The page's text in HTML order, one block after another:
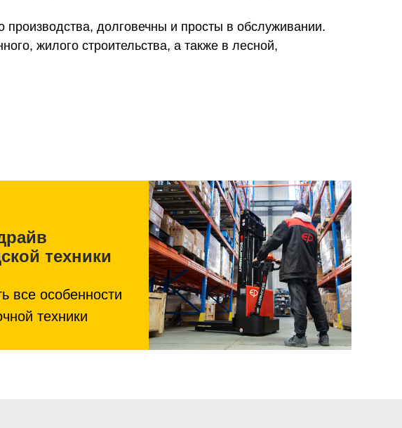
производства, долговечны и просты в обслуживании.
жилого строительства, а также в лесной,
техники
все особенности
техники